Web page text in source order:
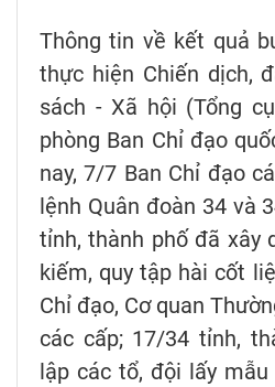
Thông tin về kết quả
thực hiện Chiến dịch,
sách - Xã hội (Tổng
phòng Ban Chỉ đạo
nay, 7/7 Ban Chỉ đạo
lệnh Quân đoàn 34 và
tỉnh, thành phố đã xây
kiếm, quy tập hài cốt
Chỉ đạo, Cơ quan
các cấp; 17/34 tỉnh,
lập các tổ, đội lấy